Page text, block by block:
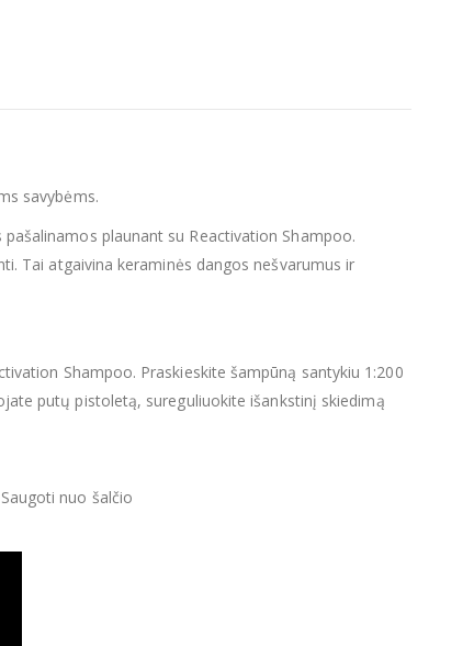
savybėms.
plaunant su Reactivation Shampoo.
Tai atgaivina keraminės dangos nešvarumus ir
Shampoo. Praskieskite šampūną santykiu 1:200
putų pistoletą, sureguliuokite išankstinį skiedimą
nuo šalčio